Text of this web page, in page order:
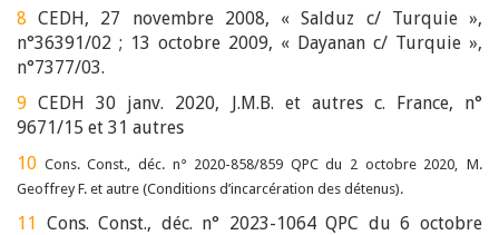
8 CEDH, 27 novembre 2008, « Salduz c/ Turquie »,
n°36391/02 ; 13 octobre 2009, « Dayanan c/ Turquie »,
n°7377/03.
9 CEDH 30 janv. 2020, J.M.B. et autres c. France, n°
9671/15 et 31 autres
10 Cons. Const., déc. n° 2020-858/859 QPC du 2 octobre 2020,
M.
Geoffrey F. et autre (Conditions d’incarcération des détenus).
11 Cons. Const., déc. n° 2023-1064 QPC du 6 octobre